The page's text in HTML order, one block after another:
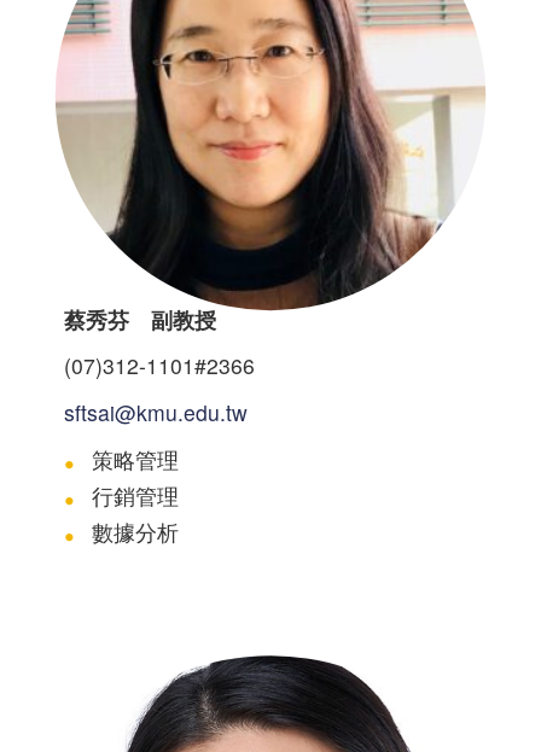
蔡秀芬 副教授
(07)312-1101#2366
sftsai@kmu.edu.tw
策略管理
行銷管理
數據分析